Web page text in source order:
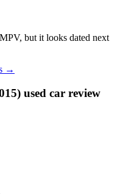
but it looks dated next
→
used car review